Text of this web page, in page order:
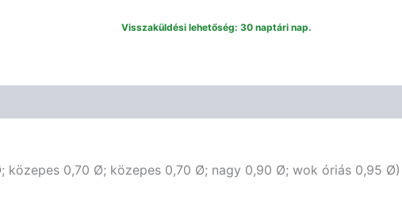
0,50/0,70/0,70/0,90/0,95
Visszaküldési lehetőség: 30 naptári nap.
közepes 0,70 Ø; közepes 0,70 Ø; nagy 0,90 Ø; wok óriás 0,95 Ø)